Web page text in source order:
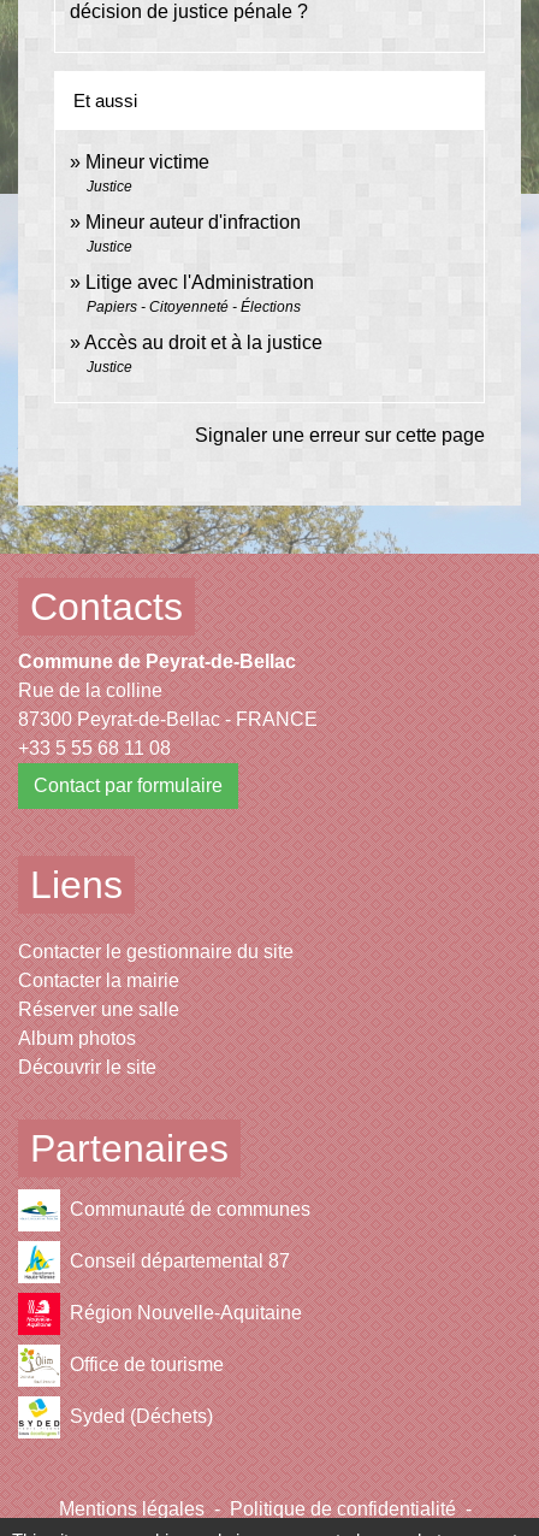
décision de justice pénale ?
Et aussi
Mineur victime
Justice
Mineur auteur d'infraction
Justice
Litige avec l'Administration
Papiers - Citoyenneté - Élections
Accès au droit et à la justice
Justice
Signaler une erreur sur cette page
Contacts
Commune de Peyrat-de-Bellac
Rue de la colline
87300 Peyrat-de-Bellac - FRANCE
+33 5 55 68 11 08
Contact par formulaire
Liens
Contacter le gestionnaire du site
Contacter la mairie
Réserver une salle
Album photos
Découvrir le site
Partenaires
Communauté de communes
Conseil départemental 87
Région Nouvelle-Aquitaine
Office de tourisme
Syded (Déchets)
Mentions légales - Politique de confidentialité -